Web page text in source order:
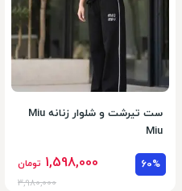
ست تیرشت و شلوار زنانه Miu
Miu
60%
1,598,000 تومان
3,980,000